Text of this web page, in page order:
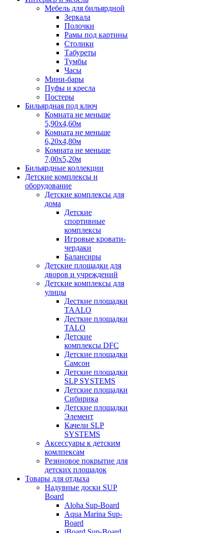
Мебель для бильярдной
Зеркала
Полочки
Рамы под картины
Столики
Табуреты
Тумбы
Часы
Мини-бары
Пуфы и кресла
Постеры
Бильярдная под ключ
Комната не меньше
5,90х4,60м
Комната не меньше
6,20х4,80м
Комната не меньше
7,00х5,20м
Бильярдные коллекции
Детские комплексы и
оборудование
Детские комплексы для
дома
Детские
спортивные
комплексы
Игровые кровати-
чердаки
Балансиры
Детские площадки для
дворов и учреждений
Детские комплексы для
улицы
Десткие площадки
TAALO
Десткие площадки
TALO
Детские
комплексы DFC
Детские площадки
Самсон
Детские площадки
SLP SYSTEMS
Детские площадки
Сибирика
Детские площадки
Элемент
Качели SLP
SYSTEMS
Аксессуары к детским
комлпексам
Резиновое покрытие для
детских площадок
Товары для отдыха
Надувные доски SUP
Board
Aloha Sup-Board
Aqua Marina Sup-
Board